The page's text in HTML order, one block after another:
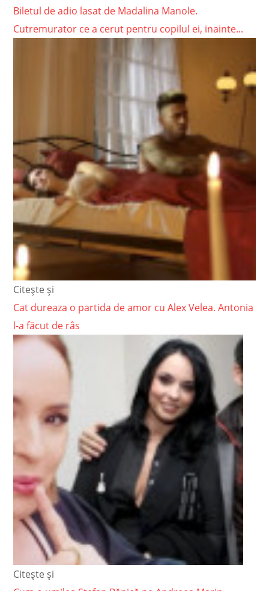
Biletul de adio lasat de Madalina Manole.
Cutremurator ce a cerut pentru copilul ei, inainte...
Citește și
Cat dureaza o partida de amor cu Alex Velea. Antonia
l-a făcut de râs
Citește și